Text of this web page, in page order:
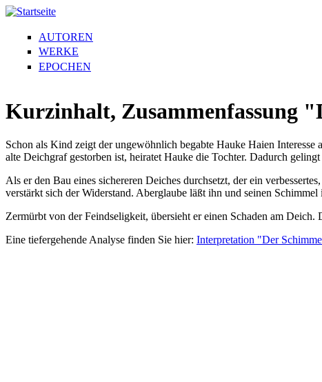
AUTOREN
WERKE
EPOCHEN
Kurzinhalt, Zusammenfassung
Schon als Kind zeigt der ungewöhnlich begabte Hauke Haien
alte Deichgraf gestorben ist, heiratet Hauke die Tochter. Dadurch
Als er den Bau eines sichereren Deiches durchsetzt, der ein
verstärkt sich der Widerstand. Aberglaube läßt ihn und seinen
Zermürbt von der Feindseligkeit, übersieht er einen Schaden am
Eine tiefergehende Analyse finden Sie hier: Interpretation "Der